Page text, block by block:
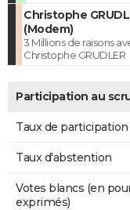
Christophe
(Modem)
3 Millions de raisons
Christophe GRUDLER
Participation au
Taux de participation
Taux d'abstention
Votes blancs (en
exprimés)